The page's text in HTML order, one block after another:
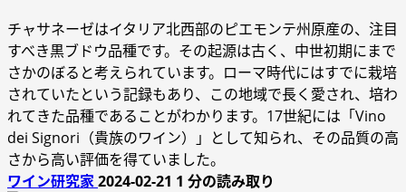
チャサネーゼはイタリア北西部のピエモンテ州原産の、注目
すべき黒ブドウ品種です。その起源は古く、中世初期にまで
さかのぼると考えられています。ローマ時代にはすでに栽培
されていたという記録もあり、この地域で長く愛され、培わ
れてきた品種であることがわかります。17世紀には「Vino
dei Signori（貴族のワイン）」として知られ、その品質の高
さから高い評価を得ていました。
ワイン研究家2024-02-21 1 分の読み取り